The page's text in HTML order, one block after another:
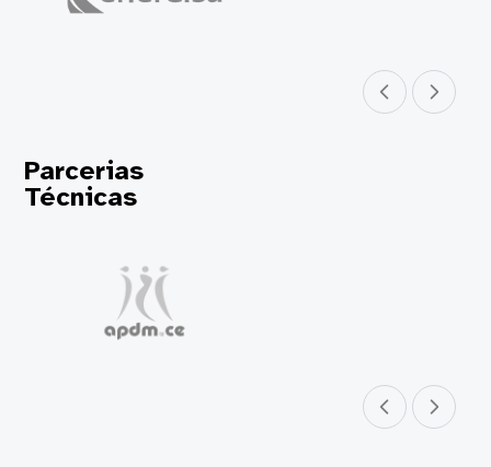
Parceiro anterior
Próximo
Parcerias
Técnicas
Parceiro anterior
Próximo